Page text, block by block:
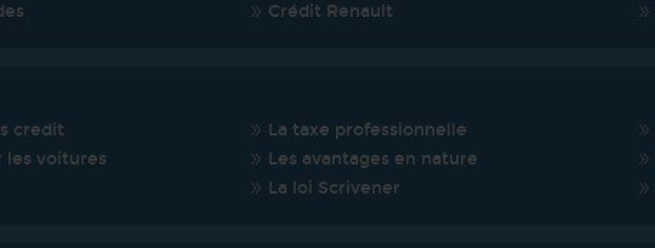
Crédit Renault
credit
les voitures
La taxe professionnelle
Les avantages en nature
La loi Scrivener